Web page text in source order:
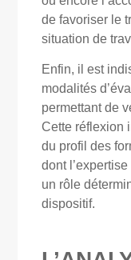
de favoriser le
situation de
Enfin, il est
modalités
permettant de
Cette réflexion
du profil des
dont
un rôle
dispositif.